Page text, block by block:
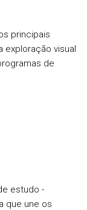
principais
visual
de
estudo -
que une os